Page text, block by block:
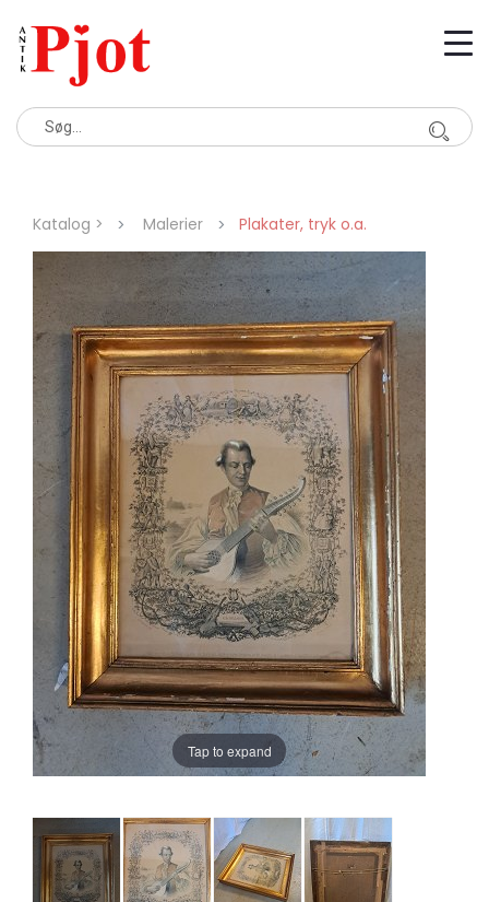
Katalog > Malerier Plakater, tryk o.a.
Tap to expand